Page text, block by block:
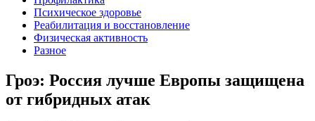
Психическое здоровье
Реабилитация и восстановление
Физическая активность
Разное
Гроэ: Россия лучше Европы защищена
от гибридных атак